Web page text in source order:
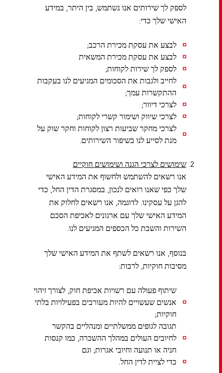
לספק לך שירותים אנו נשתמש, בין היתר, במידע
האישי שלך כדי:
לבצע את עסקת מכירת הרכב;
לבצע את עסקת מכירת המשאית
לספק לך שירות לקוחות;
לחייב ולגבות את הסכומים המגיעים לנו בעקבות
ההתקשרות עמך;
לצרכי דיוור;
לצרכי שיווק ושימור קשרי לקוחות;
לצרכי מחקר שביעות רצון לקוחות וחקר שוק על
מנת לסייע לנו בשיפור השירותים.
שימושים לצרכי הגנה ושימושים חוקיים
אנו רשאים להשתמש ולחשוף את המידע האישי
שלך כפי שאנו רואים לנכון, במסגרת הדין החל, כדי
להגן על עסקינו. לדוגמה, אנו רשאים לחלוק את
המידע האישי שלך עם ארגונים לאכיפת הסכם
השירות והשבת כל הכספים המגיעים לנו.
בנוסף, אנו רשאים לשתף את המידע האישי שלך
מסיבות חוקיות, לרבות:
שיתוף פעולה עם רשויות אכיפת חוק, לצורך זיהוי
אנשים שעשויים להיות מעורבים בפעילויות בלתי
חוקיות;
תגובה לגופים ממשלתיים ומנהליים בהקשר
לחיובים העולים במהלך ההשכרה, כמו קנסות
חניה או תנועה וחיובי אגרות; וגם
כדי לציית לדין החל.